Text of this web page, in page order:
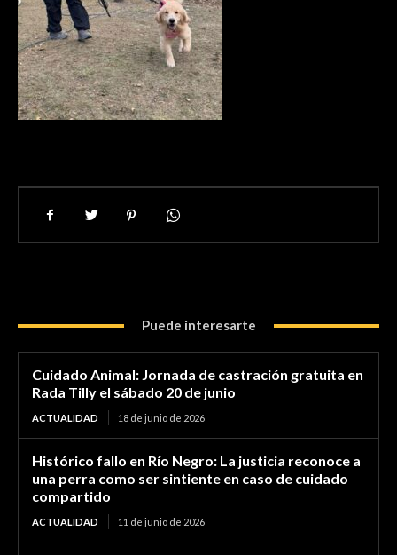
Puede interesarte
Cuidado Animal: Jornada de castración gratuita en
Rada Tilly el sábado 20 de junio
ACTUALIDAD 18 de junio de 2026
Histórico fallo en Río Negro: La justicia reconoce a
una perra como ser sintiente en caso de cuidado
compartido
ACTUALIDAD 11 de junio de 2026